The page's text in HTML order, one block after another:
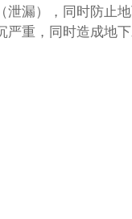
泄漏），同时防止
严重，同时造成地